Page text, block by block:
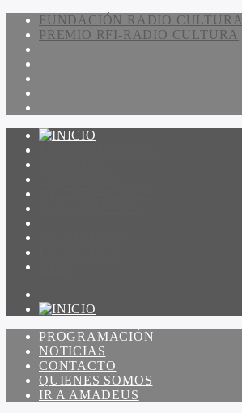
FUNDACIÓN RADIO CULTURA
PREMIO RFI-RADIO CULTURA
PROGRAMACIÓN
NOTICIAS
CONTACTO
QUIENES SOMOS
IR A AMADEUS